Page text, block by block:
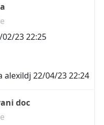
23 22:25
alexildj 22/04/23 22:24
doc